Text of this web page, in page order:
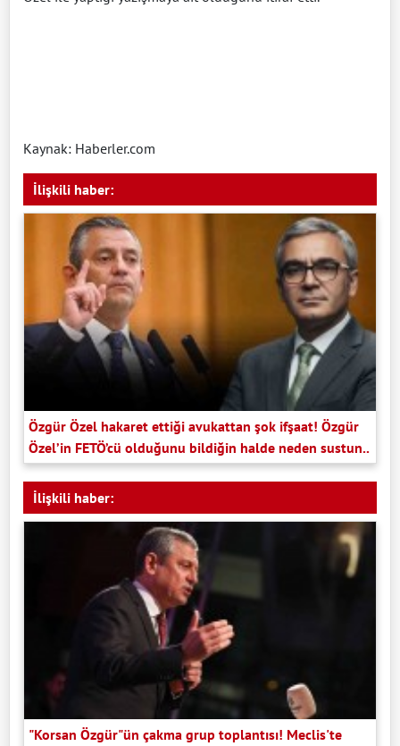
Kaynak: Haberler.com
İlişkili haber:
Özgür Özel hakaret ettiği avukattan şok ifşaat! Özgür
Özel’in FETÖ’cü olduğunu bildiğin halde neden sustun..
İlişkili haber:
"Korsan Özgür"ün çakma grup toplantısı! Meclis'te